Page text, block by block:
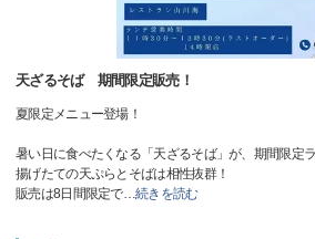
天ざるそば 期間限定販売！
夏限定メニュー登場！
暑い日に食べたくなる「天ざるそば」が、期間限定
揚げたての天ぷらとそばは相性抜群！
販売は8日間限定で…続きを読む